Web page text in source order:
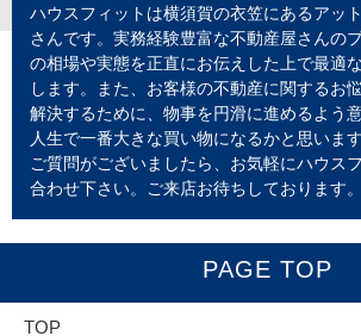
ハウスフィットは横須賀の衣笠にあるアッ
さんです。実務経験豊富な不動産屋さんの
の相場や実態を正直にお伝えした上で最適
します。また、お客様の不動産に関するお
解決するために、物事を円滑に進めるよう
人生で一番大きな買い物になるかと思いま
ご質問がございましたら、お気軽にハウス
合わせ下さい。ご来店お待ちしております。
PAGE TOP
TOP